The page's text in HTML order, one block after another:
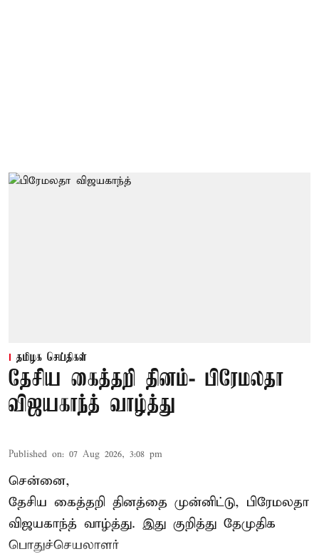
தமிழக செய்திகள்
தேசிய கைத்தறி தினம்- பிரேமலதா
விஜயகாந்த் வாழ்த்து
Published on: 07 Aug 2026, 3:08 pm
சென்னை,
தேசிய கைத்தறி தினத்தை முன்னிட்டு, பிரேமலதா
விஜயகாந்த் வாழ்த்து. இது குறித்து தேமுதிக
பொதுச்செயலாளர்